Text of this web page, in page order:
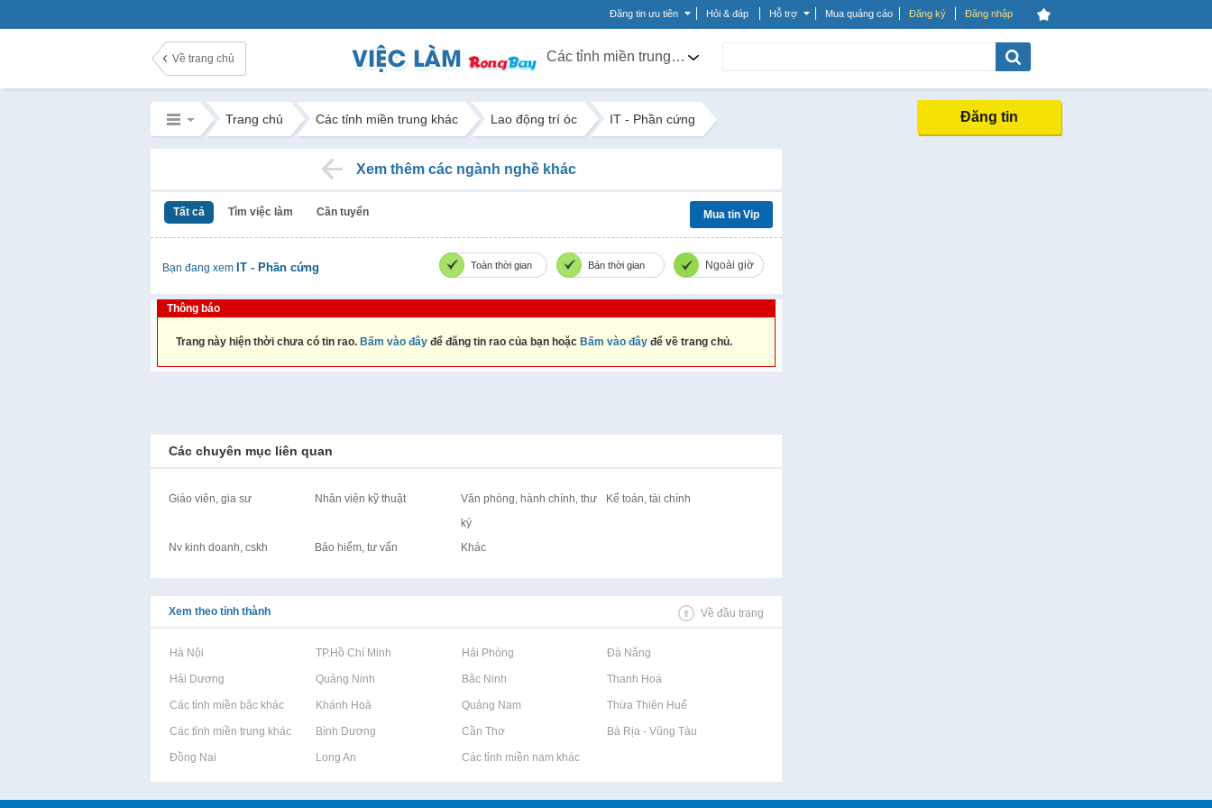
Đăng tin ưu tiên Hỏi & đáp Hỗ trợ Mua quảng cáo Đăng ký Đăng nhập
Về trang chủ Các tỉnh miền trung khác
Trang chủ Các tỉnh miền trung khác Lao động trí óc IT - Phần cứng Đăng tin
Xem thêm các ngành nghề khác
Tất cả Tìm việc làm Cần tuyển Mua tin Vip
Bạn đang xem IT - Phần cứng Toàn thời gian Bán thời gian Ngoài giờ
Thông báo
Trang này hiện thời chưa có tin rao. Bấm vào đây để đăng tin rao của bạn hoặc Bấm vào đây để về trang chủ.
Các chuyên mục liên quan
Giáo viên, gia sư Nhân viên kỹ thuật
Văn phòng, hành chính, thư
ký
Kế toán, tài chính
Nv kinh doanh, cskh Bảo hiểm, tư vấn Khác
Xem theo tỉnh thành Về đầu trang
Rao vặt tại Hà Nội Rao vặt tại TP.Hồ Chí Minh Rao vặt tại Hải Phòng Rao vặt tại Đà Nẵng
Rao vặt tại Hải Dương Rao vặt tại Quảng Ninh Rao vặt tại Bắc Ninh Rao vặt tại Thanh Hoá
Rao vặt tại Các tỉnh miền bắc khácRao vặt tại Khánh Hoà Rao vặt tại Quảng Nam Rao vặt tại Thừa Thiên Huế
Rao vặt tại Các tỉnh miền trung khácRao vặt tại Bình Dương Rao vặt tại Cần Thơ Rao vặt tại Bà Rịa - Vũng Tàu
Rao vặt tại Đồng Nai Rao vặt tại Long An Rao vặt tại Các tỉnh miền nam khác